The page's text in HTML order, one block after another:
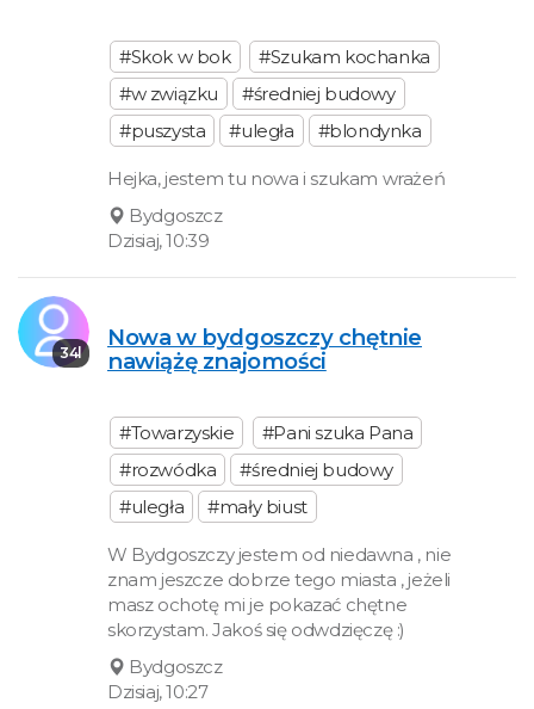
#Skok w bok
#Szukam kochanka
#w związku
#średniej budowy
#puszysta
#uległa #blondynka
Hejka, jestem tu nowa i szukam wrażeń
Bydgoszcz
Dzisiaj, 10:39
34l
Nowa w bydgoszczy chętnie
nawiążę znajomości
#Towarzyskie
#Pani szuka Pana
#rozwódka
#średniej budowy
#uległa
#mały biust
W Bydgoszczy jestem od niedawna , nie
znam jeszcze dobrze tego miasta , jeżeli
masz ochotę mi je pokazać chętne
skorzystam. Jakoś się odwdzięczę :)
Bydgoszcz
Dzisiaj, 10:27